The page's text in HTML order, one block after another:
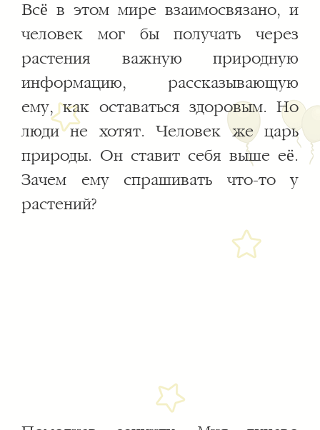
Всё в этом мире взаимосвязано, и
человек мог бы получать через
растения важную природную
информацию, рассказывающую
ему, как оставаться здоровым. Но
люди не хотят. Человек же царь
природы. Он ставит себя выше её.
Зачем ему спрашивать что-то у
растений?